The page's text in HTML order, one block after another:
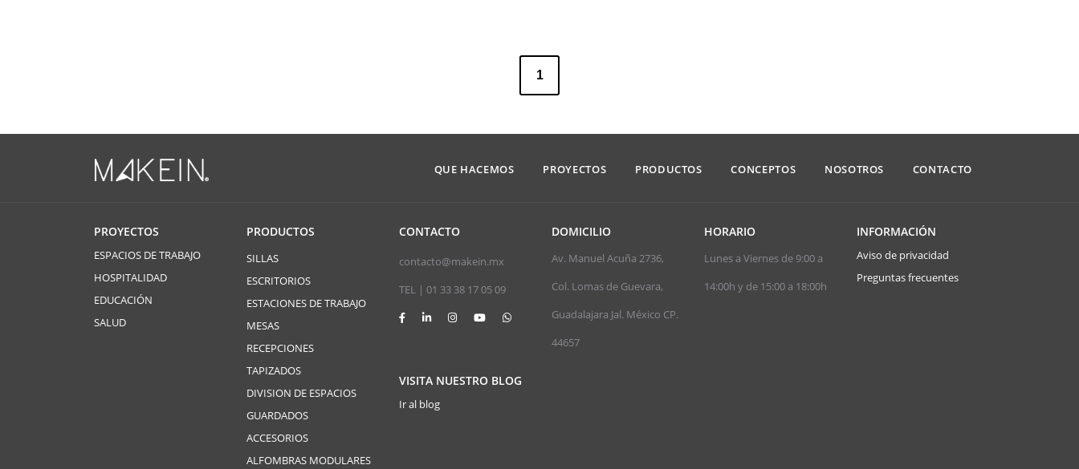
1
QUE HACEMOS PROYECTOS PRODUCTOS CONCEPTOS NOSOTROS CONTACTO
PROYECTOS
ESPACIOS DE TRABAJO
HOSPITALIDAD
EDUCACIÓN
SALUD
PRODUCTOS
SILLAS
ESCRITORIOS
ESTACIONES DE TRABAJO
MESAS
RECEPCIONES
TAPIZADOS
DIVISION DE ESPACIOS
GUARDADOS
ACCESORIOS
ALFOMBRAS MODULARES
CONTACTO
contacto@makein.mx
TEL | 01 33 38 17 05 09
VISITA NUESTRO BLOG
Ir al blog
DOMICILIO
Av. Manuel Acuña 2736,
Col. Lomas de Guevara,
Guadalajara Jal. México CP.
44657
HORARIO
Lunes a Viernes de 9:00 a
14:00h y de 15:00 a 18:00h
INFORMACIÓN
Aviso de privacidad
Preguntas frecuentes